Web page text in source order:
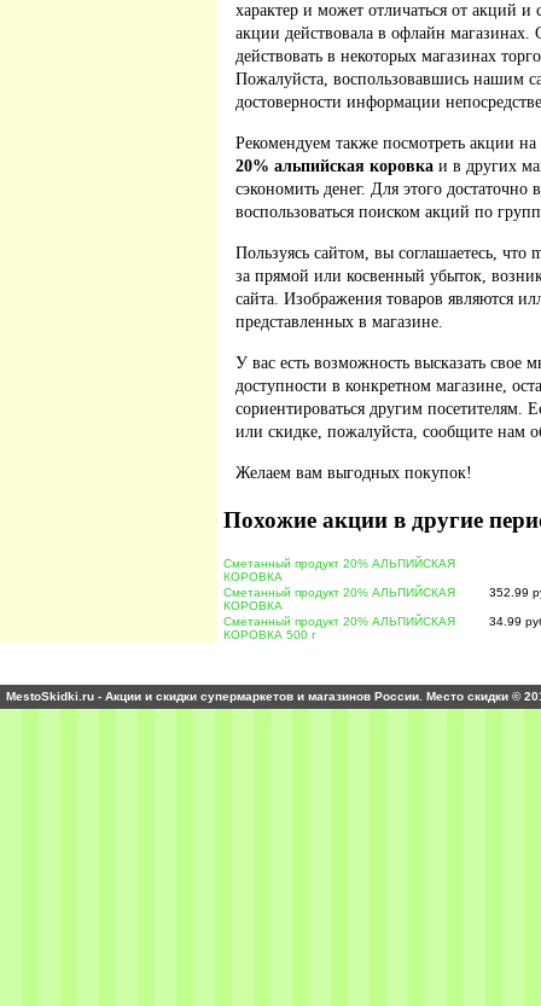
характер и может отличаться от акций и
акции действовала в офлайн магазинах.
действовать в некоторых магазинах
Пожалуйста, воспользовавшись нашим
достоверности информации
Рекомендуем также посмотреть акции
20% альпийская коровка и в других
сэкономить денег. Для этого
воспользоваться поиском акций по
Пользуясь сайтом, вы соглашаетесь, что
за прямой или косвенный убыток,
сайта. Изображения товаров являются
представленных в магазине.
У вас есть возможность высказать свое
доступности в конкретном магазине,
сориентироваться другим
или скидке, пожалуйста, сообщите нам
Желаем вам выгодных покупок!
Похожие акции в другие
Сметанный продукт 20% АЛЬПИЙСКАЯ
КОРОВКА
Сметанный продукт 20% АЛЬПИЙСКАЯ
КОРОВКА
352.99
Сметанный продукт 20% АЛЬПИЙСКАЯ
КОРОВКА 500 г
34.99
MestoSkidki.ru - Акции и скидки супермаркетов и магазинов России. Место скидки ©